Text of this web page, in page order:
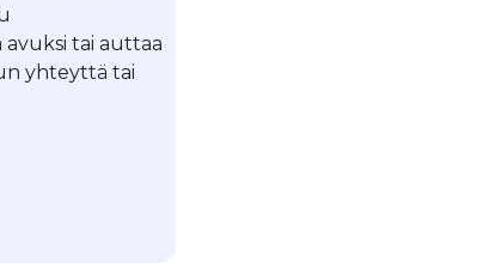
avuksi tai auttaa
yhteyttä tai